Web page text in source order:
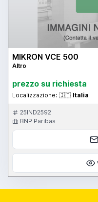
MIKRON VCE 500
Altro
prezzo su richiesta
Localizzazione: 🇮🇹 Italia
25IND2592
BNP Paribas